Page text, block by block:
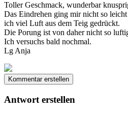
Toller Geschmack, wunderbar
Das Eindrehen ging mir nicht so
ich viel Luft aus dem Teig gedrückt.
Die Porung ist von daher nicht so
Ich versuchs bald nochmal.
Lg Anja
Kommentar erstellen
Antwort erstellen